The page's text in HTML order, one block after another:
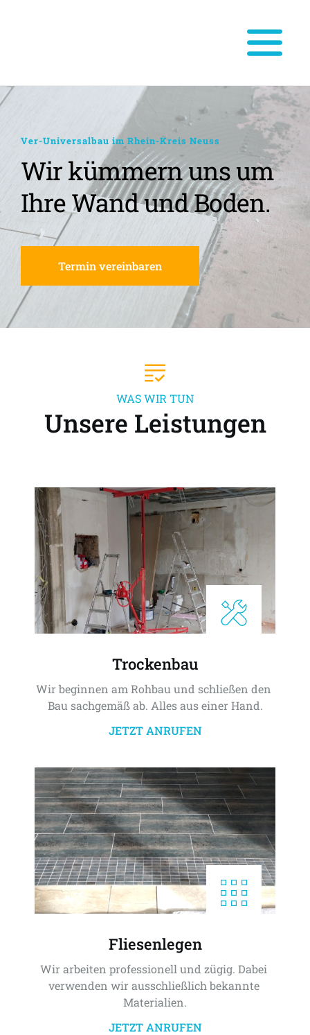
Ver-Universalbau im Rhein-Kreis Neuss
Wir kümmern uns um
Ihre Wand und Boden.
Termin vereinbaren
WAS WIR TUN
Unsere Leistungen
Trockenbau
Wir beginnen am Rohbau und schließen den
Bau sachgemäß ab. Alles aus einer Hand.
JETZT ANRUFEN
Fliesenlegen
Wir arbeiten professionell und zügig. Dabei
verwenden wir ausschließlich bekannte
Materialien.
JETZT ANRUFEN